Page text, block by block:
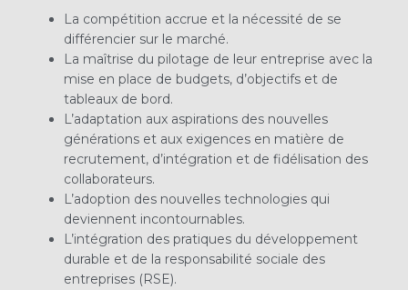
La compétition accrue et la nécessité de se
différencier sur le marché.
La maîtrise du pilotage de leur entreprise avec la
mise en place de budgets, d’objectifs et de
tableaux de bord.
L’adaptation aux aspirations des nouvelles
générations et aux exigences en matière de
recrutement, d’intégration et de fidélisation des
collaborateurs.
L’adoption des nouvelles technologies qui
deviennent incontournables.
L’intégration des pratiques du développement
durable et de la responsabilité sociale des
entreprises (RSE).